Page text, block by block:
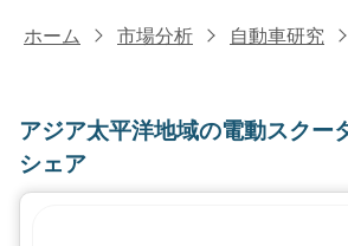
ホーム 市場分析 自動車研究
アジア太平洋地域の電動スクー
シェア